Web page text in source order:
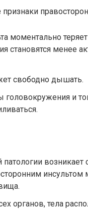
моментально
становятся менее
свободно дышать.
головокружения и
возникает
органов, тела